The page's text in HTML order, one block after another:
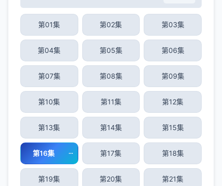
第01集 第02集 第03集
第04集 第05集 第06集
第07集 第08集 第09集
第10集 第11集 第12集
第13集 第14集 第15集
第16集 第17集 第18集
第19集 第20集 第21集